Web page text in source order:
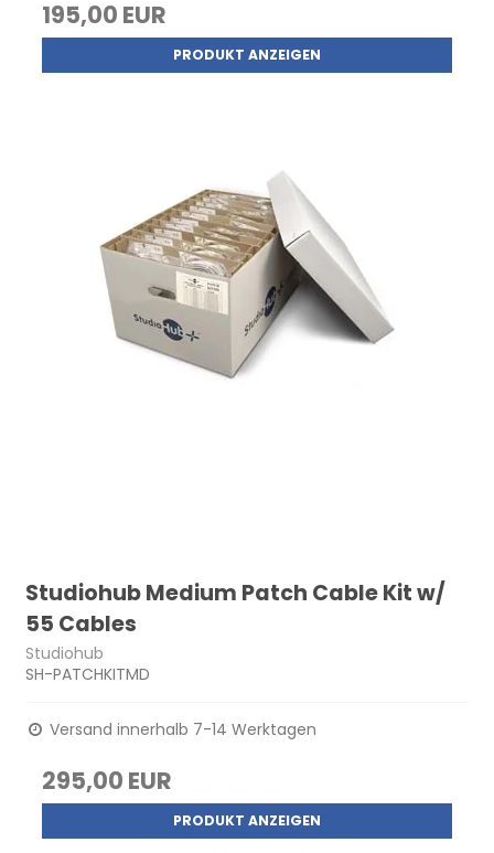
195,00 EUR
PRODUKT ANZEIGEN
Studiohub Medium Patch Cable Kit w/
55 Cables
Studiohub
SH-PATCHKITMD
Versand innerhalb 7-14 Werktagen
295,00 EUR
PRODUKT ANZEIGEN